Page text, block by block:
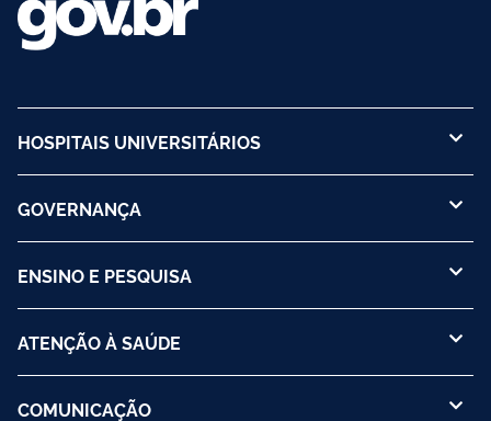
HOSPITAIS UNIVERSITÁRIOS
GOVERNANÇA
ENSINO E PESQUISA
ATENÇÃO À SAÚDE
COMUNICAÇÃO